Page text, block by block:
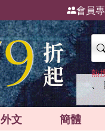
會員
熱
、
外文 簡體